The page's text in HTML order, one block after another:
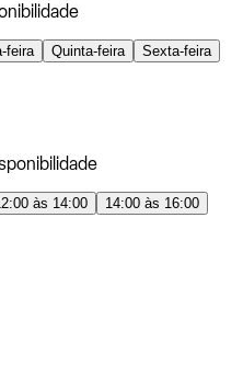
feira Quinta-feira
Sexta-feira
às 14:00
14:00 às 16:00